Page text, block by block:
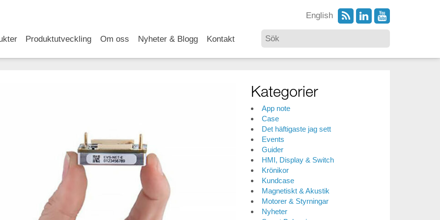
Produktutveckling Om oss Nyheter & Blogg Kontakt
English
Kategorier
App note
Case
Det häftigaste jag sett
Events
Guider
HMI, Display & Switch
Krönikor
Kundcase
Magnetiskt & Akustik
Motorer & Styrningar
Nyheter